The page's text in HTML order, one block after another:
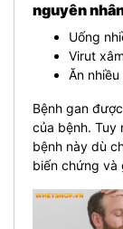
nguyên
Uống
Virut
Ăn
Bệnh gan
của bệnh. Tuy
bệnh này dù
biến chứng và